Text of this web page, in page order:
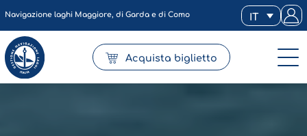
Navigazione laghi Maggiore, di Garda e di Como IT
Acquista biglietto